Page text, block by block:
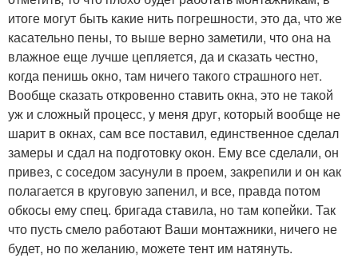
итоге могут быть какие нить погрешности, это да, что же
касательно пены, то выше верно заметили, что она на
влажное еще лучше цепляется, да и сказать честно,
когда пенишь окно, там ничего такого страшного нет.
Вообще сказать откровенно ставить окна, это не такой
уж и сложный процесс, у меня друг, который вообще не
шарит в окнах, сам все поставил, единственное сделал
замеры и сдал на подготовку окон. Ему все сделали, он
привез, с соседом засунули в проем, закрепили и он как
полагается в круговую запенил, и все, правда потом
обкосы ему спец. бригада ставила, но там копейки. Так
что пусть смело работают Ваши монтажники, ничего не
будет, но по желанию, можете тент им натянуть.